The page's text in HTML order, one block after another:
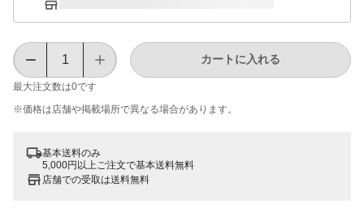
最大注文数は0です
カートに入れる
※価格は​店舗や​掲載場所で​異なる​場合が​あります。
基本送料のみ
5,000円以上ご注文で基本送料無料
店舗での受取は送料無料